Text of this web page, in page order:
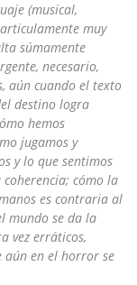
(musical,
muy
súmamente
necesario,
aún cuando el texto
destino logra
hemos
jugamos y
y lo que sentimos
cómo la
es contraria al
mundo se da la
vez erráticos,
aún en el horror se